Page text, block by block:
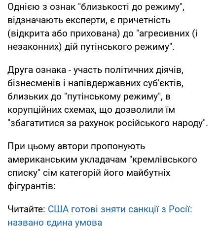
Однією з ознак "близькості до режиму",
відзначають експерти, є причетність
(відкрита або прихована) до "агресивних (і
незаконних) дій путінського режиму".
Друга ознака - участь політичних діячів,
бізнесменів і напівдержавних суб'єктів,
близьких до "путінському режиму", в
корупційних схемах, що дозволили їм
"збагатитися за рахунок російського народу".
При цьому автори пропонують
американським укладачам "кремлівського
списку" сім категорій його майбутніх
фігурантів:
Читайте: США готові зняти санкції з Росії:
названо єдина умова